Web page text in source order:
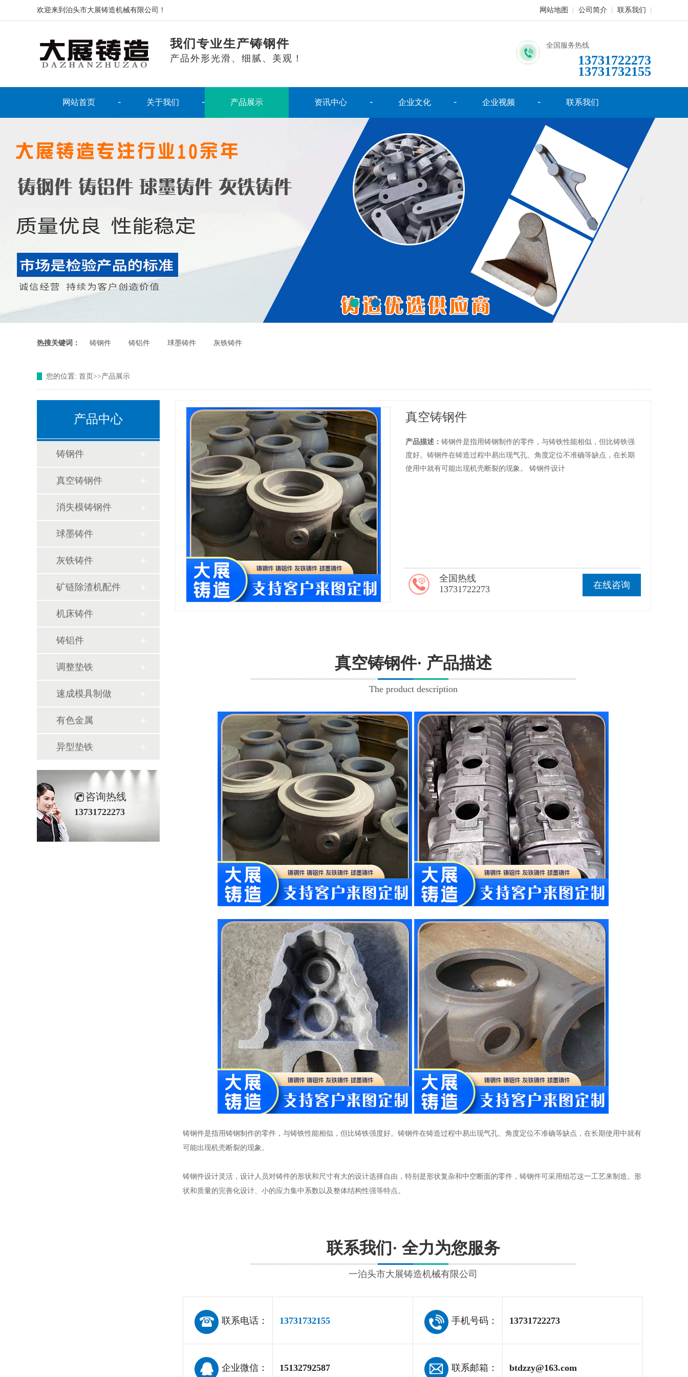
欢迎来到泊头市大展铸造机械有限公司！ 网站地图 公司简介 联系我们
我们专业生产铸钢件
产品外形光滑、细腻、美观！
全国服务热线
13731722273
13731732155
网站首页 关于我们 产品展示 资讯中心 企业文化 企业视频 联系我们
热搜关键词： 铸钢件 铸铝件 球墨铸件 灰铁铸件
您的位置: 首页 >>产品展示
产品中心
铸钢件
真空铸钢件
消失模铸钢件
球墨铸件
灰铁铸件
矿链除渣机配件
机床铸件
铸铝件
调整垫铁
速成模具制做
有色金属
异型垫铁
咨询热线
13731722273
真空铸钢件
产品描述：铸钢件是指用铸钢制作的零件，与铸铁性能相似，但比铸铁强
度好。铸钢件在铸造过程中易出现气孔、角度定位不准确等缺点，在长期
使用中就有可能出现机壳断裂的现象。 铸钢件设计
在线咨询
全国热线
13731722273
真空铸钢件· 产品描述
The product description
铸钢件是指用铸钢制作的零件，与铸铁性能相似，但比铸铁强度好。铸钢件在铸造过程中易出现气孔、角度定位不准确等缺点，在长期使用中就有
可能出现机壳断裂的现象。
铸钢件设计灵活，设计人员对铸件的形状和尺寸有大的设计选择自由，特别是形状复杂和中空断面的零件，铸钢件可采用组芯这一工艺来制造。形
状和质量的完善化设计、小的应力集中系数以及整体结构性强等特点。
联系我们· 全力为您服务
一泊头市大展铸造机械有限公司
联系电话： 13731732155 手机号码： 13731722273
企业微信： 15132792587 联系邮箱： btdzzy@163.com